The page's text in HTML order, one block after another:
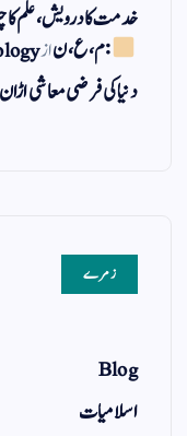
خدمت کا درویش، علم
: م ، ع ، ناز
دنیا کی فرضی معاشی
زمرے
Blog
اسلامیات